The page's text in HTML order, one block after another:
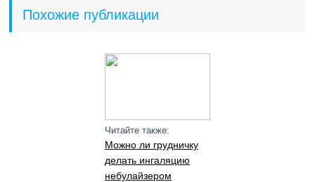
Похожие публикации
Читайте также:
Можно ли грудничку
делать ингаляцию
небулайзером